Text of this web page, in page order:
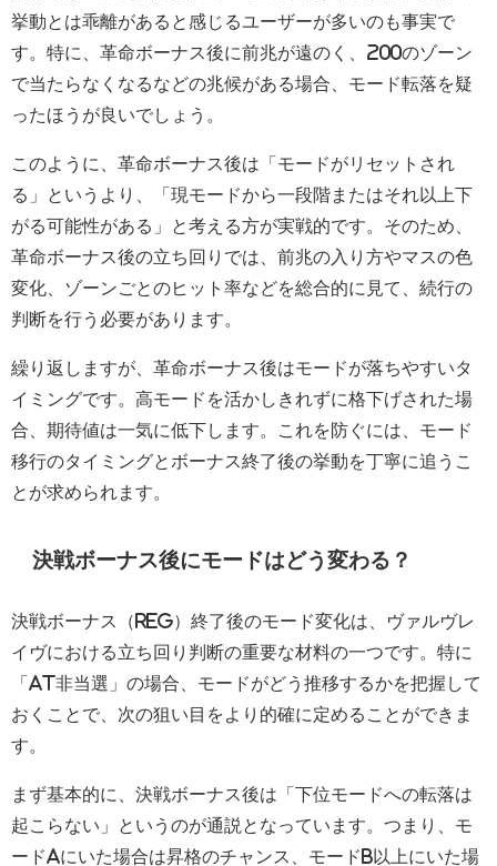
挙動とは乖離があると感じるユーザーが多いのも事実で
す。特に、革命ボーナス後に前兆が遠のく、200のゾーン
で当たらなくなるなどの兆候がある場合、モード転落を疑
ったほうが良いでしょう。
このように、革命ボーナス後は「モードがリセットされ
る」というより、「現モードから一段階またはそれ以上下
がる可能性がある」と考える方が実戦的です。そのため、
革命ボーナス後の立ち回りでは、前兆の入り方やマスの色
変化、ゾーンごとのヒット率などを総合的に見て、続行の
判断を行う必要があります。
繰り返しますが、革命ボーナス後はモードが落ちやすいタ
イミングです。高モードを活かしきれずに格下げされた場
合、期待値は一気に低下します。これを防ぐには、モード
移行のタイミングとボーナス終了後の挙動を丁寧に追うこ
とが求められます。
決戦ボーナス後にモードはどう変わる？
決戦ボーナス（REG）終了後のモード変化は、ヴァルヴレ
イヴにおける立ち回り判断の重要な材料の一つです。特に
「AT非当選」の場合、モードがどう推移するかを把握して
おくことで、次の狙い目をより的確に定めることができま
す。
まず基本的に、決戦ボーナス後は「下位モードへの転落は
起こらない」というのが通説となっています。つまり、モ
ードAにいた場合は昇格のチャンス、モードB以上にいた場